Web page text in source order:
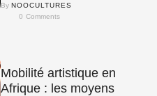
By NOOCULTURES
0 Comments
Mobilité artistique en
Afrique : les moyens